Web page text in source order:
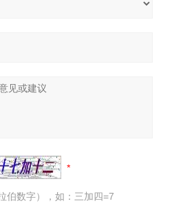
伯数字），如：三加四=7